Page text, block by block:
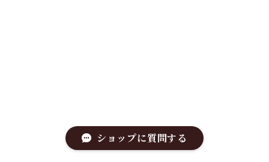
ショップに質問する